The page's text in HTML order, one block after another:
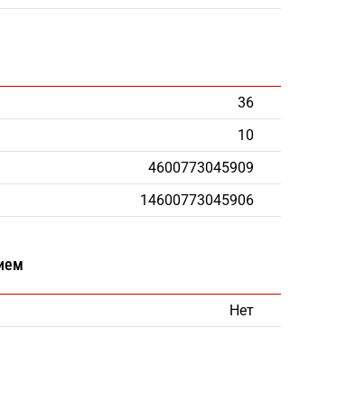
36
10
4600773045909
14600773045906
Нет